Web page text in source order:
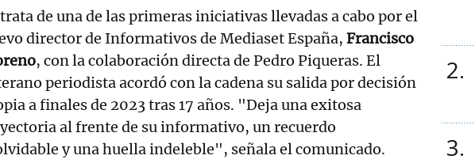
trata de una de las primeras iniciativas llevadas a cabo por el
director de Informativos de Mediaset España, Francisco
, con la colaboración directa de Pedro Piqueras. El
periodista acordó con la cadena su salida por decisión
a finales de 2023 tras 17 años. "Deja una exitosa
al frente de su informativo, un recuerdo
y una huella indeleble", señala el comunicado.
2
3